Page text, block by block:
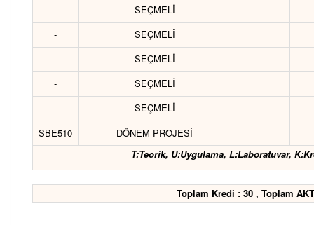
-
SEÇMELİ
-
SEÇMELİ
-
SEÇMELİ
-
SEÇMELİ
-
SEÇMELİ
SBE510
DÖNEM PROJESİ
T:Teorik, U:Uygulama, L:Laboratuvar,
Toplam Kredi : 30 , Toplam